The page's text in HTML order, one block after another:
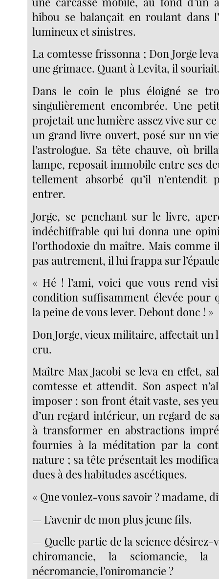
hibou se balançait en roulant dans
lumineux et sinistres.
La comtesse frissonna ; Don Jorge
une grimace. Quant à Levita, il
Dans le coin le plus éloigné se
singulièrement encombrée. Une
projetait une lumière assez vive sur
un grand livre ouvert, posé sur un
l’astrologue. Sa tête chauve, où
lampe, reposait immobile entre ses
tellement absorbé qu’il n’entendit
entrer.
Jorge, se penchant sur le livre,
indéchiffrable qui lui donna une
l’orthodoxie du maître. Mais comme
pas autrement, il lui frappa sur
« Hé ! l’ami, voici que vous rend
condition suffisamment élevée pour
la peine de vous lever. Debout donc ! »
Don Jorge, vieux militaire, affectait un
cru.
Maître Max Jacobi se leva en effet,
comtesse et attendit. Son aspect
imposer : son front était vaste, ses
d’un regard intérieur, un regard de
à transformer en abstractions
fournies à la méditation par la
nature ; sa tête présentait les
dues à des habitudes ascétiques.
« Que voulez-vous savoir ? madame,
— L’avenir de mon plus jeune fils.
— Quelle partie de la science désirez-
chiromancie, la sciomancie, la
nécromancie, l’oniromancie ?